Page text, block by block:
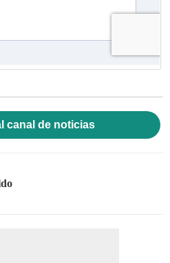
canal de noticias